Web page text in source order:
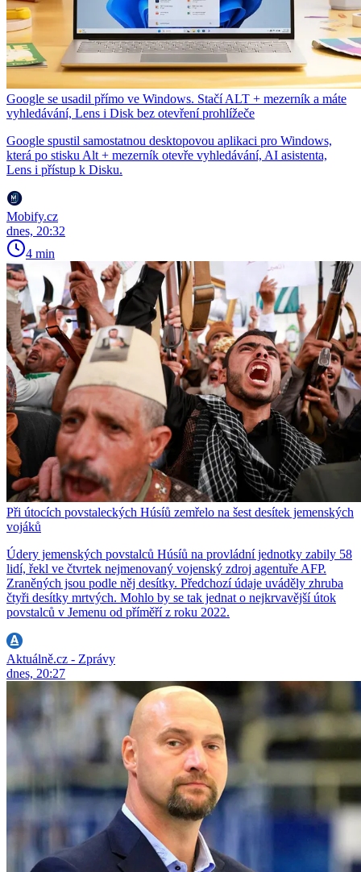
Google se usadil přímo ve Windows. Stačí ALT + mezerník a máte
vyhledávání, Lens i Disk bez otevření prohlížeče
Google spustil samostatnou desktopovou aplikaci pro Windows,
která po stisku Alt + mezerník otevře vyhledávání, AI asistenta,
Lens i přístup k Disku.
Mobify.cz
dnes, 20:32
4 min
Při útocích povstaleckých Húsíů zemřelo na šest desítek jemenských
vojáků
Údery jemenských povstalců Húsíů na provládní jednotky zabily 58
lidí, řekl ve čtvrtek nejmenovaný vojenský zdroj agentuře AFP.
Zraněných jsou podle něj desítky. Předchozí údaje uváděly zhruba
čtyři desítky mrtvých. Mohlo by se tak jednat o nejkrvavější útok
povstalců v Jemenu od příměří z roku 2022.
Aktuálně.cz - Zprávy
dnes, 20:27